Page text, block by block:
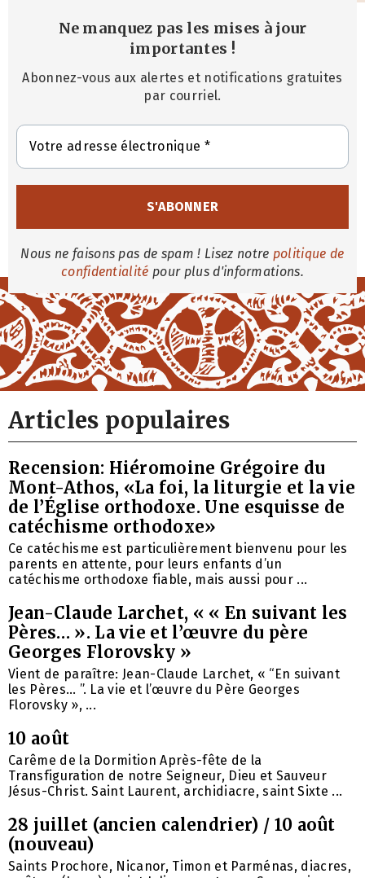
Ne manquez pas les mises à jour
importantes !
Abonnez-vous aux alertes et notifications gratuites
par courriel.
Nous ne faisons pas de spam ! Lisez notre politique de
confidentialité pour plus d'informations.
Articles populaires
Recension: Hiéromoine Grégoire du
Mont-Athos, «La foi, la liturgie et la vie
de l’Église orthodoxe. Une esquisse de
catéchisme orthodoxe»
Ce catéchisme est particulièrement bienvenu pour les
parents en attente, pour leurs enfants d’un
catéchisme orthodoxe fiable, mais aussi pour ...
Jean-Claude Larchet, « « En suivant les
Pères… ». La vie et l’œuvre du père
Georges Florovsky »
Vient de paraître: Jean-Claude Larchet, « “En suivant
les Pères… ”. La vie et l’œuvre du Père Georges
Florovsky », ...
10 août
Carême de la Dormition Après-fête de la
Transfiguration de notre Seigneur, Dieu et Sauveur
Jésus-Christ. Saint Laurent, archidiacre, saint Sixte ...
28 juillet (ancien calendrier) / 10 août
(nouveau)
Saints Prochore, Nicanor, Timon et Parménas, diacres,